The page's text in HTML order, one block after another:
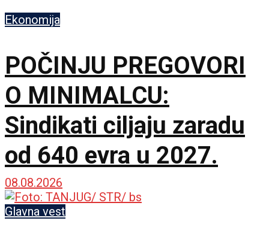
Ekonomija
POČINJU PREGOVORI
O MINIMALCU:
Sindikati ciljaju zaradu
od 640 evra u 2027.
08.08.2026
Glavna vest